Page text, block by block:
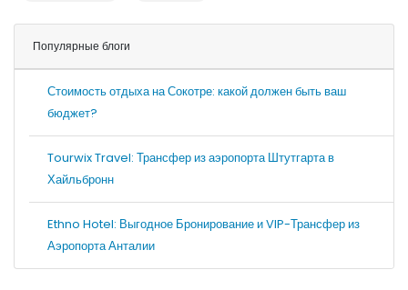
Популярные блоги
Стоимость отдыха на Сокотре: какой должен быть ваш
бюджет?
Tourwix Travel: Трансфер из аэропорта Штутгарта в
Хайльбронн
Ethno Hotel: Выгодное Бронирование и VIP-Трансфер из
Аэропорта Анталии